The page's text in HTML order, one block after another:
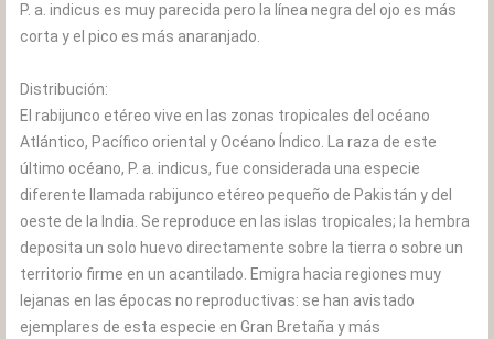
P. a. indicus es muy parecida pero la línea negra del ojo es más
corta y el pico es más anaranjado.
Distribución:
El rabijunco etéreo vive en las zonas tropicales del océano
Atlántico, Pacífico oriental y Océano Índico. La raza de este
último océano, P. a. indicus, fue considerada una especie
diferente llamada rabijunco etéreo pequeño de Pakistán y del
oeste de la India. Se reproduce en las islas tropicales; la hembra
deposita un solo huevo directamente sobre la tierra o sobre un
territorio firme en un acantilado. Emigra hacia regiones muy
lejanas en las épocas no reproductivas: se han avistado
ejemplares de esta especie en Gran Bretaña y más